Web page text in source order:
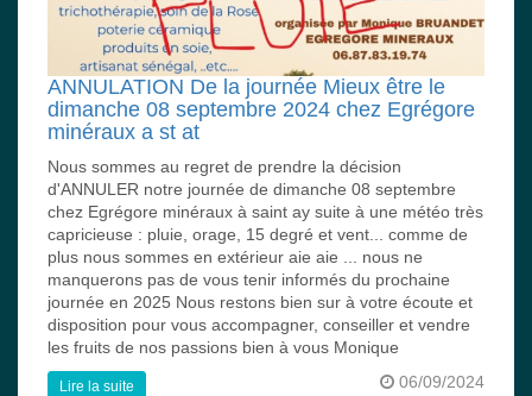
ANNULATION De la journée Mieux être le
dimanche 08 septembre 2024 chez Egrégore
minéraux a st at
Nous sommes au regret de prendre la décision
d'ANNULER notre journée de dimanche 08 septembre
chez Egrégore minéraux à saint ay suite à une météo très
capricieuse : pluie, orage, 15 degré et vent... comme de
plus nous sommes en extérieur aie aie ... nous ne
manquerons pas de vous tenir informés du prochaine
journée en 2025 Nous restons bien sur à votre écoute et
disposition pour vous accompagner, conseiller et vendre
les fruits de nos passions bien à vous Monique
06/09/2024
Lire la suite